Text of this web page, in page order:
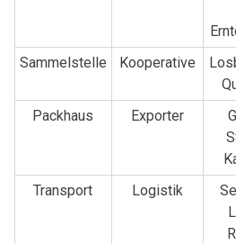
Sammelstelle Kooperative
Packhaus
Exporter
Transport Logistik